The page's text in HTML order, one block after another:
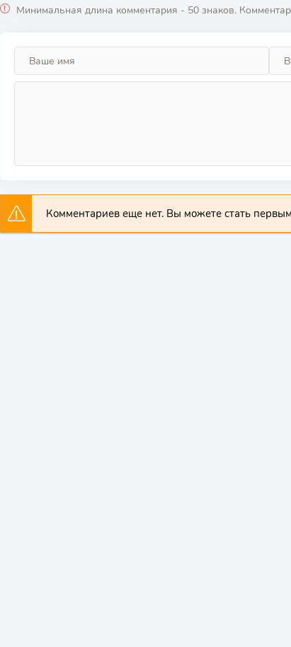
Минимальная длина комментария - 50 знаков.
Комментариев еще нет. Вы можете стать